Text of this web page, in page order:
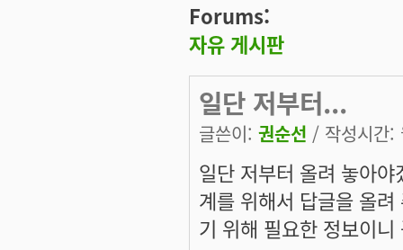
Forums:
자유 게시판
일단 저부터...
글쓴이: 권순선 / 작성시간
일단 저부터 올려 놓아
계를 위해서 답글을 올
기 위해 필요한 정보이